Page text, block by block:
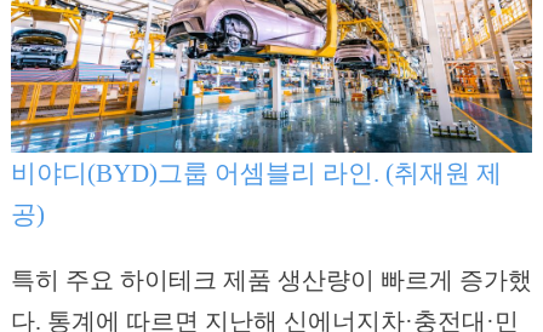
비야디(BYD)그룹 어셈블리 라인. (취재원 제
공)
특히 주요 하이테크 제품 생산량이 빠르게 증가했
다. 통계에 따르면 지난해 신에너지차·충전대·민